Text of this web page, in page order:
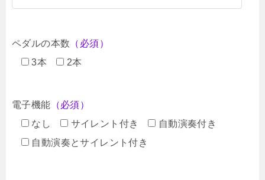
ペダルの本数 （必須）
3本
2本
電子機能 （必須）
なし
サイレント付き
自動演奏付き
自動演奏とサイレント付き